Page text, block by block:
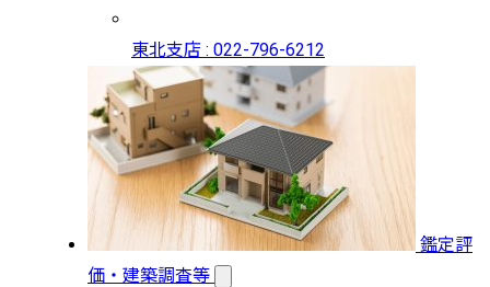
東北支店 : 022-796-6212
鑑定評
価・建築調査等